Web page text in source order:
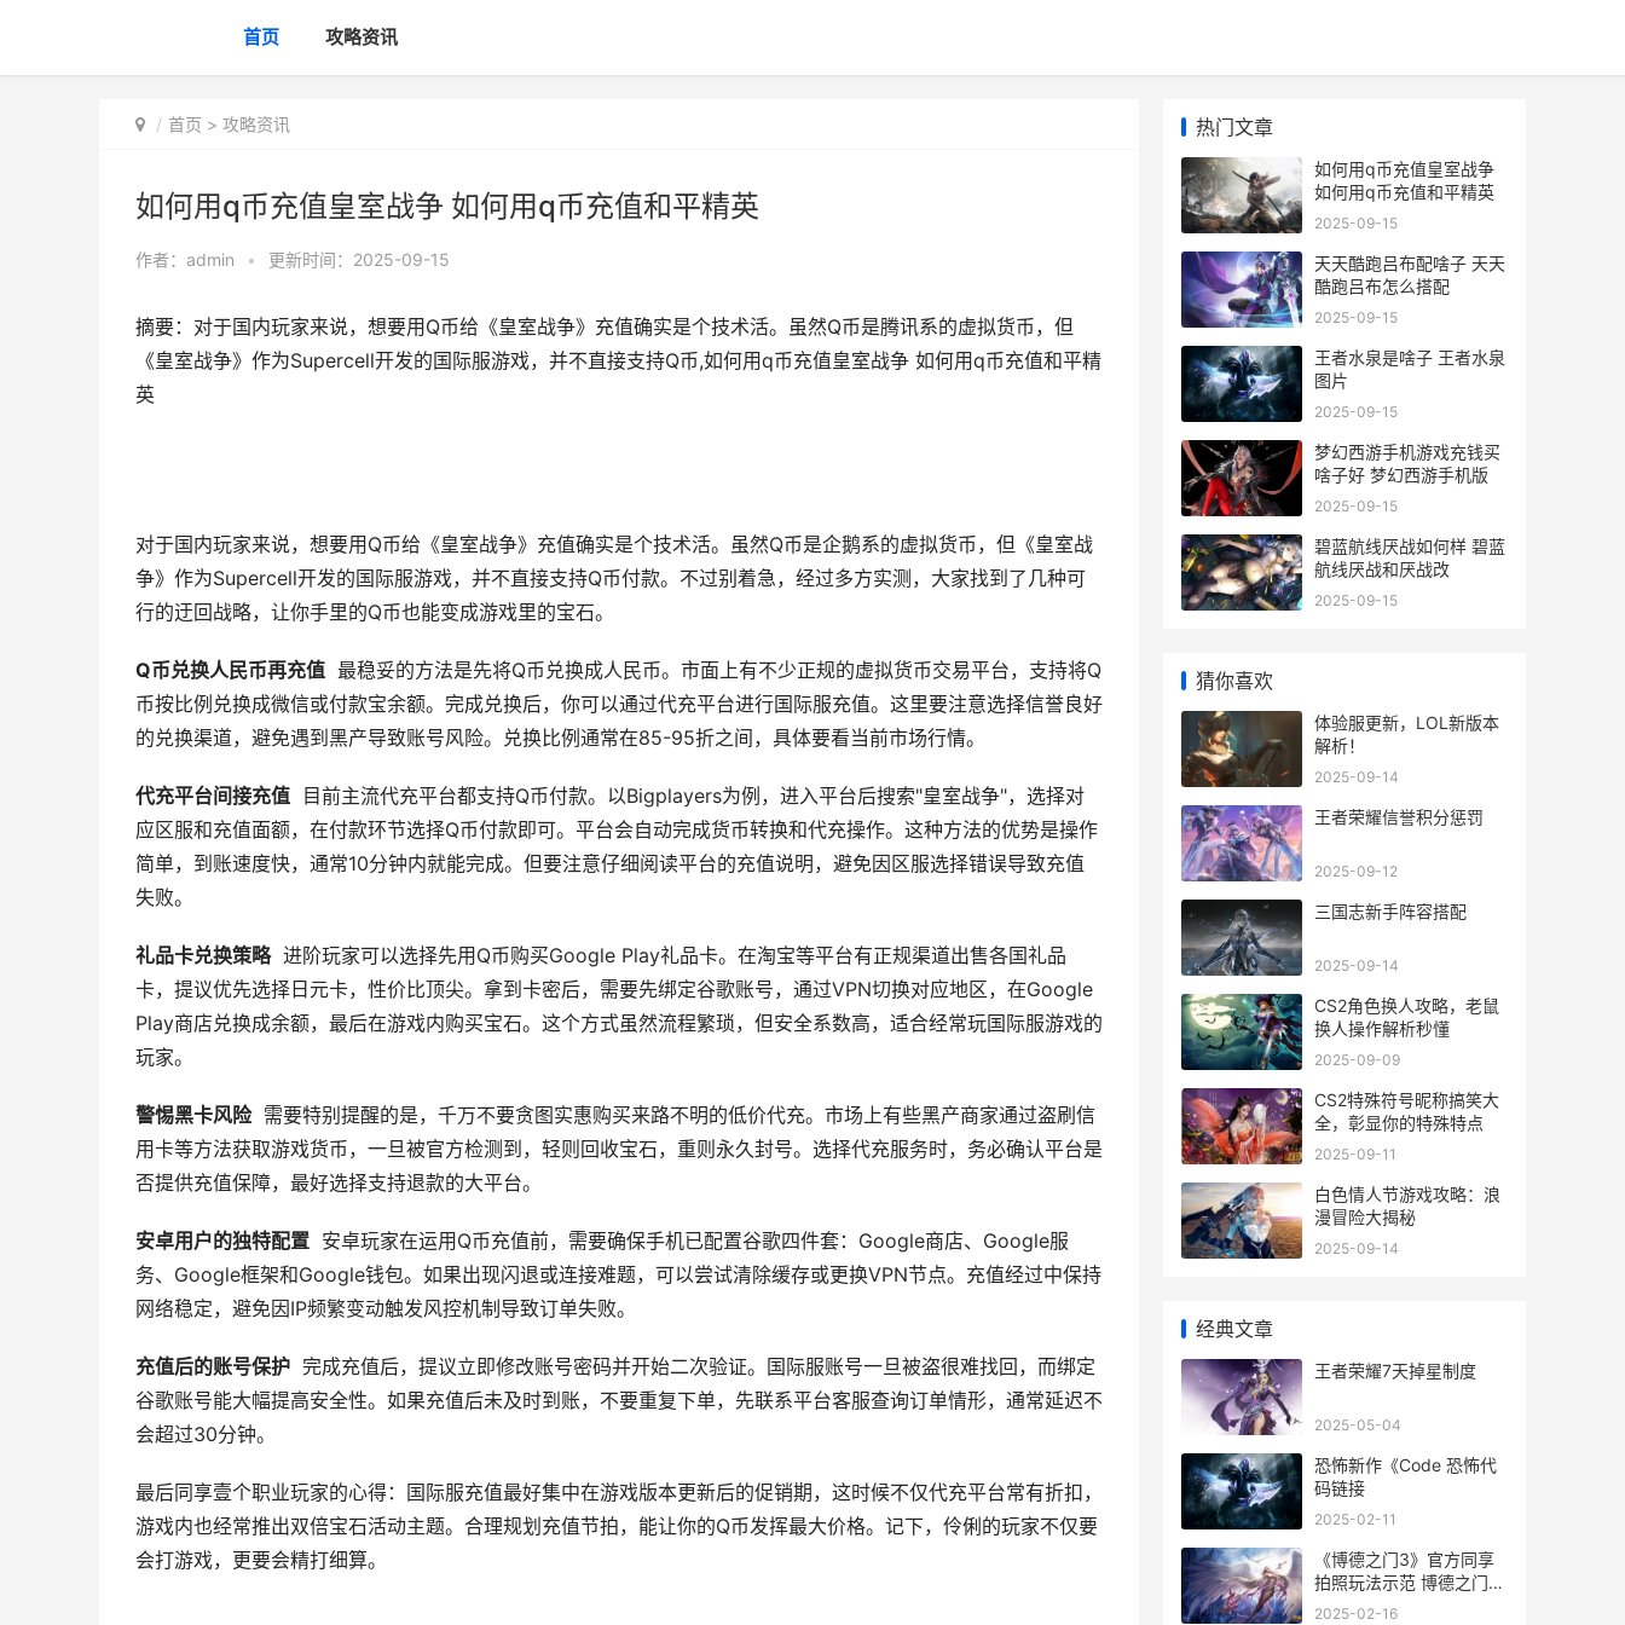
首页 攻略资讯
首页 > 攻略资讯
如何用q币充值皇室战争 如何用q币充值和平精英
作者： admin • 更新时间：2025-09-15
摘要：对于国内玩家来说，想要用Q币给《皇室战争》充值确实是个技术活。虽然Q币是腾讯系的虚拟货币，但
《皇室战争》作为Supercell开发的国际服游戏，并不直接支持Q币,如何用q币充值皇室战争 如何用q币充值和平精
英
对于国内玩家来说，想要用Q币给《皇室战争》充值确实是个技术活。虽然Q币是企鹅系的虚拟货币，但《皇室战
争》作为Supercell开发的国际服游戏，并不直接支持Q币付款。不过别着急，经过多方实测，大家找到了几种可
行的迂回战略，让你手里的Q币也能变成游戏里的宝石。
Q币兑换人民币再充值 最稳妥的方法是先将Q币兑换成人民币。市面上有不少正规的虚拟货币交易平台，支持将Q
币按比例兑换成微信或付款宝余额。完成兑换后，你可以通过代充平台进行国际服充值。这里要注意选择信誉良好
的兑换渠道，避免遇到黑产导致账号风险。兑换比例通常在85-95折之间，具体要看当前市场行情。
代充平台间接充值 目前主流代充平台都支持Q币付款。以Bigplayers为例，进入平台后搜索"皇室战争"，选择对
应区服和充值面额，在付款环节选择Q币付款即可。平台会自动完成货币转换和代充操作。这种方法的优势是操作
简单，到账速度快，通常10分钟内就能完成。但要注意仔细阅读平台的充值说明，避免因区服选择错误导致充值
失败。
礼品卡兑换策略进阶玩家可以选择先用Q币购买Google Play礼品卡。在淘宝等平台有正规渠道出售各国礼品
卡，提议优先选择日元卡，性价比顶尖。拿到卡密后，需要先绑定谷歌账号，通过VPN切换对应地区，在Google
Play商店兑换成余额，最后在游戏内购买宝石。这个方式虽然流程繁琐，但安全系数高，适合经常玩国际服游戏的
玩家。
警惕黑卡风险需要特别提醒的是，千万不要贪图实惠购买来路不明的低价代充。市场上有些黑产商家通过盗刷信
用卡等方法获取游戏货币，一旦被官方检测到，轻则回收宝石，重则永久封号。选择代充服务时，务必确认平台是
否提供充值保障，最好选择支持退款的大平台。
安卓用户的独特配置 安卓玩家在运用Q币充值前，需要确保手机已配置谷歌四件套：Google商店、Google服
务、Google框架和Google钱包。如果出现闪退或连接难题，可以尝试清除缓存或更换VPN节点。充值经过中保持
网络稳定，避免因IP频繁变动触发风控机制导致订单失败。
充值后的账号保护 完成充值后，提议立即修改账号密码并开始二次验证。国际服账号一旦被盗很难找回，而绑定
谷歌账号能大幅提高安全性。如果充值后未及时到账，不要重复下单，先联系平台客服查询订单情形，通常延迟不
会超过30分钟。
最后同享壹个职业玩家的心得：国际服充值最好集中在游戏版本更新后的促销期，这时候不仅代充平台常有折扣，
游戏内也经常推出双倍宝石活动主题。合理规划充值节拍，能让你的Q币发挥最大价格。记下，伶俐的玩家不仅要
会打游戏，更要会精打细算。
热门文章
如何用q币充值皇室战争
如何用q币充值和平精英
2025-09-15
天天酷跑吕布配啥子 天天
酷跑吕布怎么搭配
2025-09-15
王者水泉是啥子 王者水泉
图片
2025-09-15
梦幻西游手机游戏充钱买
啥子好 梦幻西游手机版
2025-09-15
碧蓝航线厌战如何样 碧蓝
航线厌战和厌战改
2025-09-15
猜你喜欢
体验服更新，LOL新版本
解析！
2025-09-14
王者荣耀信誉积分惩罚
2025-09-12
三国志新手阵容搭配
2025-09-14
CS2角色换人攻略，老鼠
换人操作解析秒懂
2025-09-09
CS2特殊符号昵称搞笑大
全，彰显你的特殊特点
2025-09-11
白色情人节游戏攻略：浪
漫冒险大揭秘
2025-09-14
经典文章
王者荣耀7天掉星制度
2025-05-04
恐怖新作《Code 恐怖代
码链接
2025-02-11
《博德之门3》官方同享
拍照玩法示范 博德之门3
职业推荐
2025-02-16